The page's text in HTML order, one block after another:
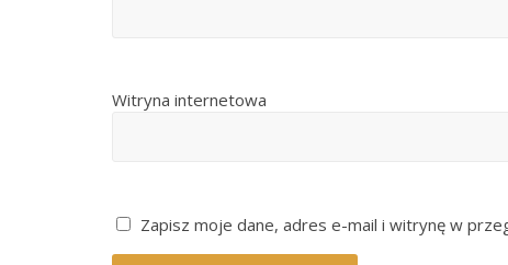
Witryna internetowa
Zapisz moje dane, adres e-mail i witrynę w